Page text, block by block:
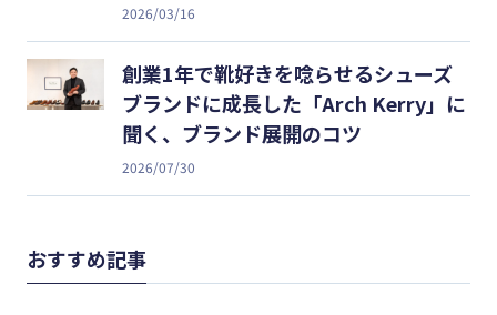
2026/03/16
創業1年で靴好きを唸らせるシューズ
ブランドに成長した「Arch Kerry」に
聞く、ブランド展開のコツ
2026/07/30
おすすめ記事